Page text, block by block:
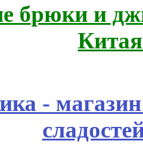
брюки и
-